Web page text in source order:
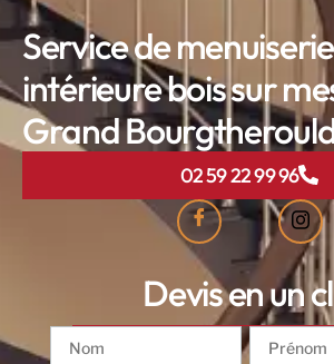
Service de menuiserie
intérieure bois sur
Grand
02 59 22 99 96
Devis en un